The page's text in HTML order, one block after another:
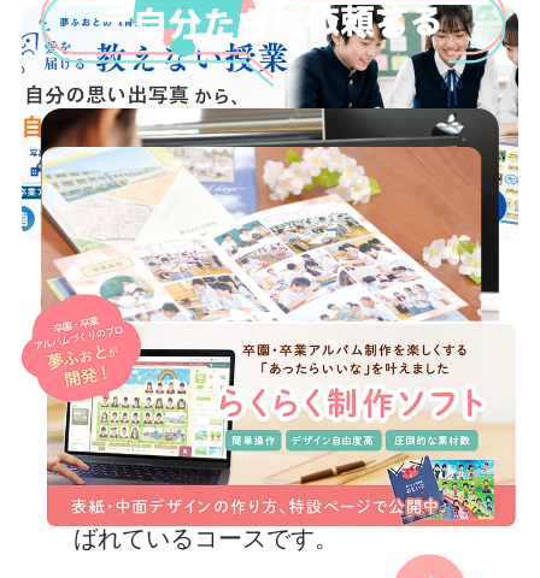
デザイナーコース
プロのデザイナーがデザインを作
成!写真をアップロードして希望を
お伝えいただくだけで、素敵なアル
マイセルフコース
人気NO.1!本格仕様のアルバムか
つお手軽価格を両立した、一番選
ばれているコースです。